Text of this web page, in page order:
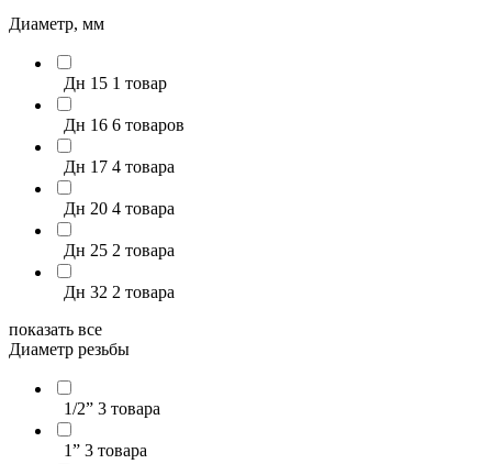
Диаметр, мм
Дн 15 1 товар
Дн 16 6 товаров
Дн 17 4 товара
Дн 20 4 товара
Дн 25 2 товара
Дн 32 2 товара
показать все
Диаметр резьбы
1/2” 3 товара
1” 3 товара